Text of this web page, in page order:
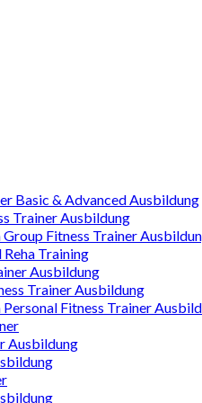
Basic & Advanced Ausbildung
Trainer Ausbildung
Fitness Trainer
Training
Ausbildung
Trainer Ausbildung
Fitness Trainer
Ausbildung